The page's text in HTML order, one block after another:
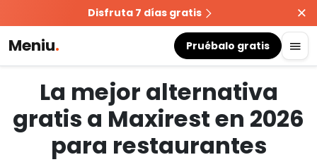
Disfruta 7 días gratis
Meniu. Pruébalo gratis
La mejor alternativa
gratis a Maxirest en 2026
para restaurantes